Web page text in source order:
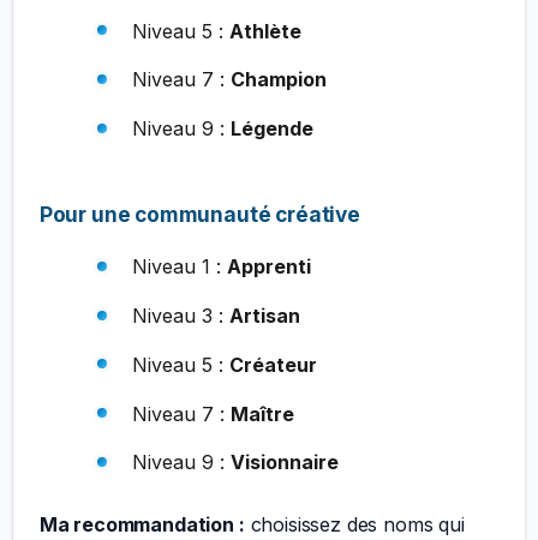
Niveau 5 : Athlète
Niveau 7 : Champion
Niveau 9 : Légende
Pour une communauté créative
Niveau 1 : Apprenti
Niveau 3 : Artisan
Niveau 5 : Créateur
Niveau 7 : Maître
Niveau 9 : Visionnaire
Ma recommandation : choisissez des noms qui